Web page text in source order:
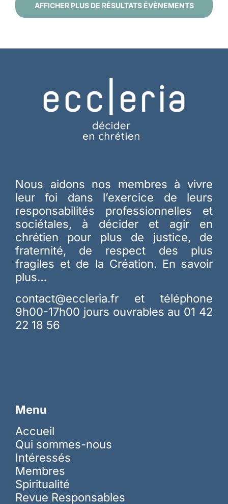
AFFICHER PLUS DE RÉSULTATS ÉVÈNEMENTS
Nous aidons nos membres à vivre
leur foi dans l’exercice de leurs
responsabilités professionnelles et
sociétales, à décider et agir en
chrétien pour plus de justice, de
fraternité, de respect des plus
fragiles et de la Création. En savoir
plus…
contact@eccleria.fr et téléphone
9h00-17h00 jours ouvrables au 01 42
22 18 56
Menu
Accueil
Qui sommes-nous
Intéressés
Membres
Spiritualité
Revue Responsables